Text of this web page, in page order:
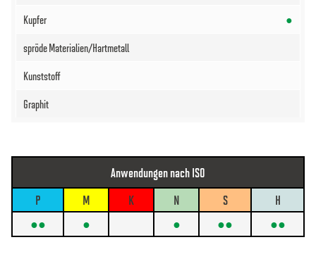
●
Anwendungen nach ISO
P
M K N S
H
●●
● ● ●● ●●